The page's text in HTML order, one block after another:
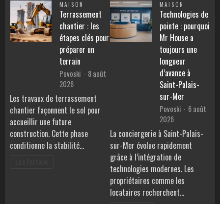
MAISON
Terrassement
chantier : les
étapes clés pour
préparer un
terrain
Povoski
8 août
2026
Les travaux de terrassement
chantier façonnent le sol pour
accueillir une future
construction. Cette phase
conditionne la stabilité…
MAISON
Technologies de
pointe : pourquoi
Mr House a
toujours une
longueur
d’avance à
Saint-Palais-
sur-Mer
Povoski
6 août
2026
La conciergerie à Saint-Palais-
sur-Mer évolue rapidement
grâce à l’intégration de
technologies modernes. Les
propriétaires comme les
locataires recherchent…